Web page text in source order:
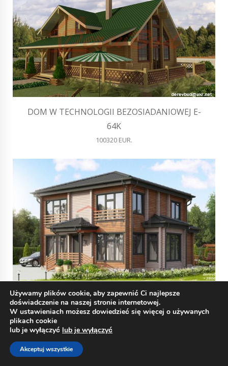
DOM W TECHNOLOGII BEZOSIADANIOWEJ E-
64K
100320 EUR.
DOM Z BALA KLEJONEGO WARSTWOWO E-11
90720 EUR.
Używamy plików cookie, aby zapewnić Ci najlepsze
doświadczenie na naszej stronie internetowej.
W ustawieniach możesz dowiedzieć się więcej o używanych
plikach cookie
lub je wyłączyć lub je wyłączyć
Akceptuj wszystkie